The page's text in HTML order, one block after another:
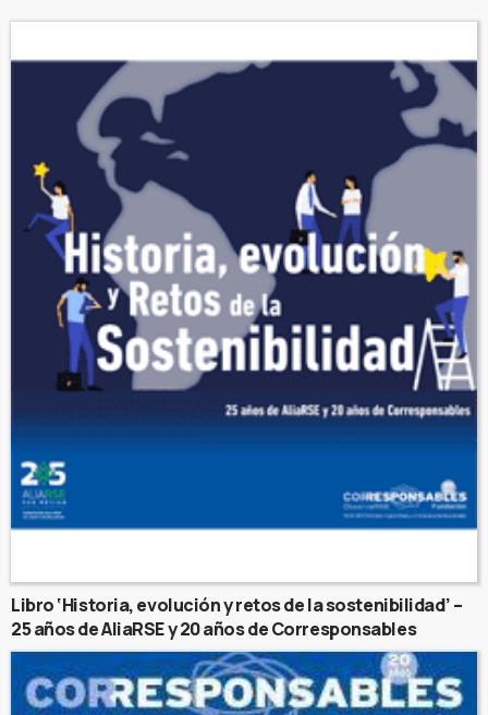
Libro ‘Historia, evolución y retos de la sostenibilidad’ –
25 años de AliaRSE y 20 años de Corresponsables